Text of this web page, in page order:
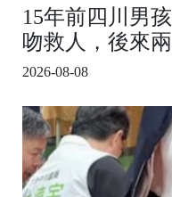
15年前四川男
吻救人，後來
2026-08-08